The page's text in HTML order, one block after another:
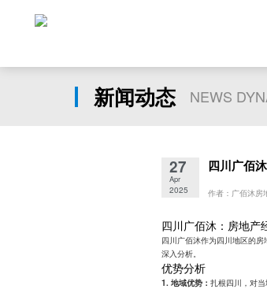
新闻动态 NEWS
27
Apr
2025
四川广佰
作者：广佰沐
四川广佰沐：房地产
四川广佰沐作为四川地区的
深入分析。
优势分析
1. 地域优势：扎根四川，对